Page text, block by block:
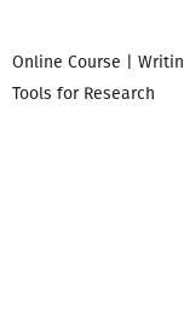
Online Course |
Tools for Research